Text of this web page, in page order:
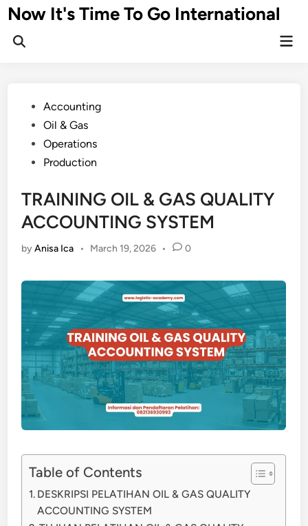
Skip
to
content
Now It's Time To Go International
PostedAccounting
Oil & Gas
Operations
Production
TRAINING OIL & GAS QUALITY
ACCOUNTING SYSTEM
byAnisa Ica • March 19, 2026 • 0
Table of Contents
DESKRIPSI PELATIHAN OIL & GAS QUALITY
ACCOUNTING SYSTEM